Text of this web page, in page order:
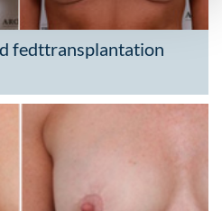
fedttransplantation